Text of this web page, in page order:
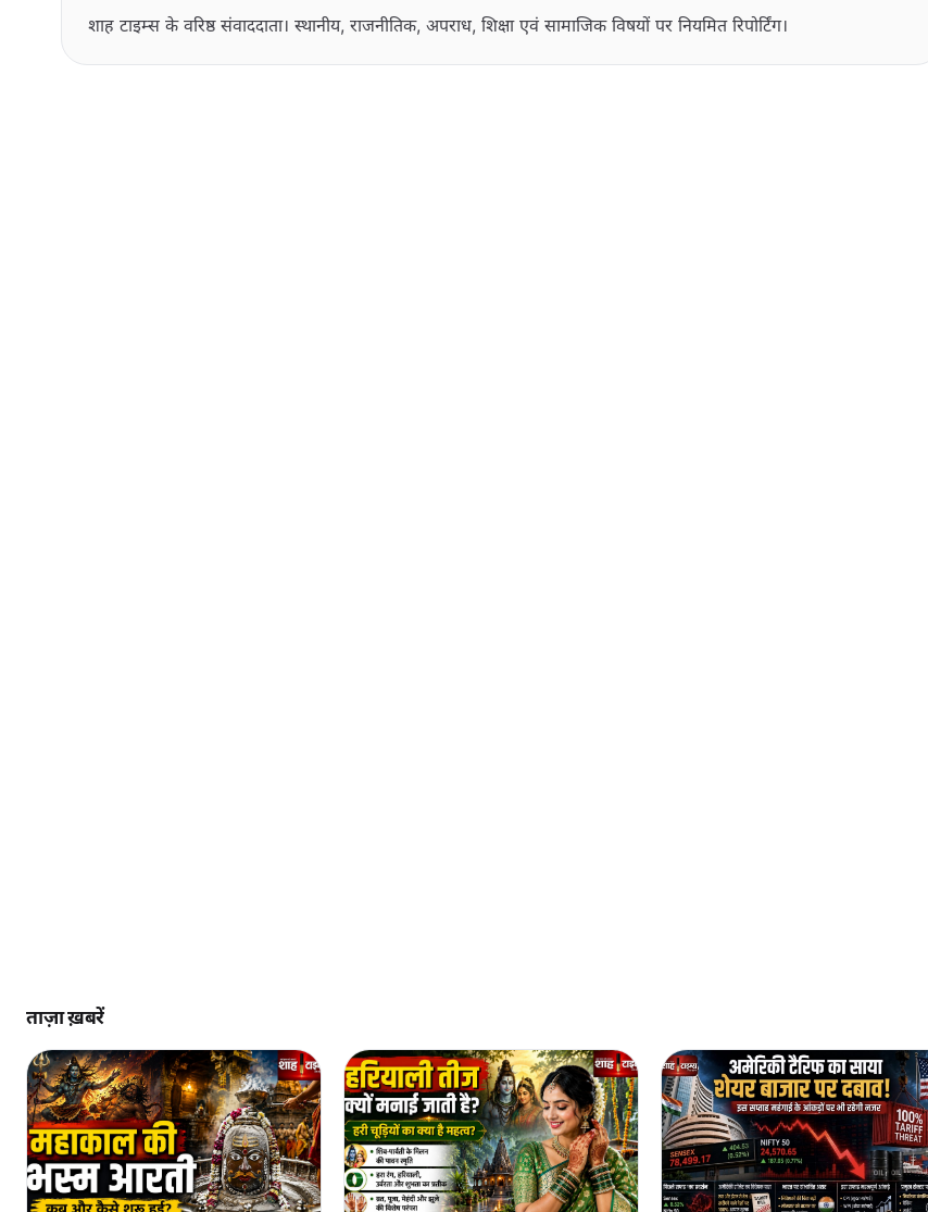
शाह टाइम्स के वरिष्ठ संवाददाता। स्थानीय, राजनीतिक, अपराध, शिक्षा एवं सामाजिक विषयों पर नियमित रिपोर्टिंग।
ताज़ा ख़बरें